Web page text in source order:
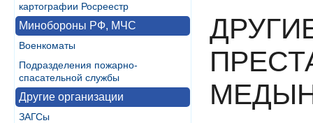
картографии Росреестр
Минобороны РФ, МЧС
Военкоматы
Подразделения пожарно-
спасательной службы
Другие организации
ЗАГСы